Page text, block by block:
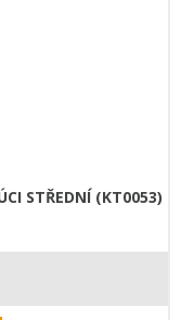
STŘEDNÍ (KT0053)